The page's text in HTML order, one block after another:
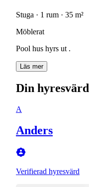
Stuga · 1 rum · 35 m²
Möblerat
Pool hus hyrs ut .
Läs mer
Din hyresvärd
A
Anders
Verifierad hyresvärd